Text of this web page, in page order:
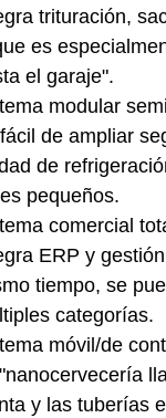
trituración,
es
el garaje".
modular
de ampliar
de
pequeños.
comercial
ERP y
tiempo, se
categorías.
móvil/de
y las tuberías